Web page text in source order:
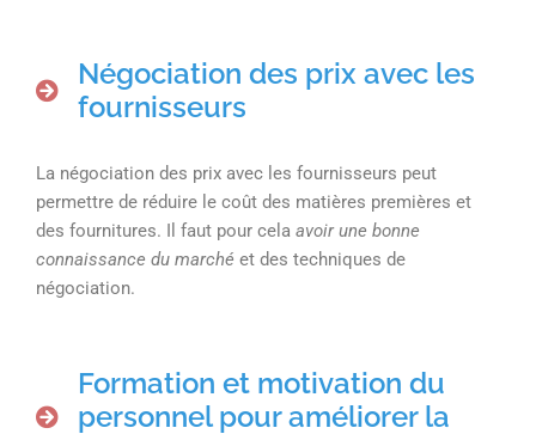
Négociation des prix avec les
fournisseurs
La négociation des prix avec les fournisseurs peut
permettre de réduire le coût des matières premières et
des fournitures. Il faut pour cela avoir une bonne
connaissance du marché et des techniques de
négociation.
Formation et motivation du
personnel pour améliorer la